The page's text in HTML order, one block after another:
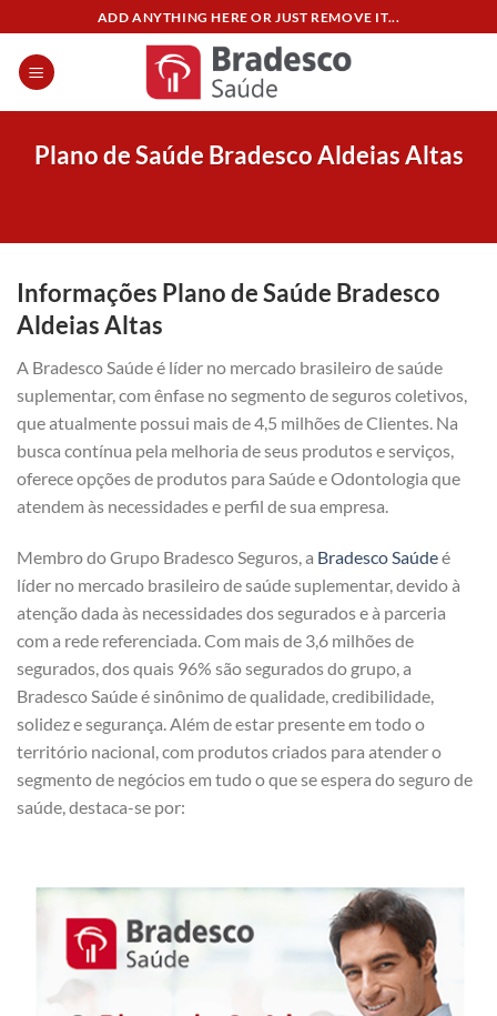
content
ADD ANYTHING HERE OR JUST REMOVE IT...
Plano de Saúde Bradesco Aldeias Altas
Informações Plano de Saúde Bradesco
Aldeias Altas
A Bradesco Saúde é líder no mercado brasileiro de saúde
suplementar, com ênfase no segmento de seguros coletivos,
que atualmente possui mais de 4,5 milhões de Clientes. Na
busca contínua pela melhoria de seus produtos e serviços,
oferece opções de produtos para Saúde e Odontologia que
atendem às necessidades e perfil de sua empresa.
Membro do Grupo Bradesco Seguros, a Bradesco Saúdeé
líder no mercado brasileiro de saúde suplementar, devido à
atenção dada às necessidades dos segurados e à parceria
com a rede referenciada. Com mais de 3,6 milhões de
segurados, dos quais 96% são segurados do grupo, a
Bradesco Saúde é sinônimo de qualidade, credibilidade,
solidez e segurança. Além de estar presente em todo o
território nacional, com produtos criados para atender o
segmento de negócios em tudo o que se espera do seguro de
saúde, destaca-se por: